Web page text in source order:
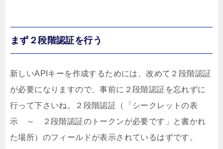
まず２段階認証を行う
新しいAPIキーを作成するためには、改めて２段階認証
が必要になりますので、事前に２段階認証を忘れずに
行って下さいね。２段階認証（「シークレットの表
示 ～ ２段階認証のトークンが必要です」と書かれ
た場所）のフィールドが表示されているはずです。